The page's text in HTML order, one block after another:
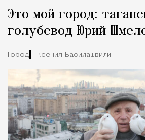
Это мой город:
голубевод Юрий
Город Ксения Басилашвили